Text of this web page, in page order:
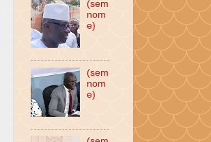
(sem
nom
e)
(sem
nom
e)